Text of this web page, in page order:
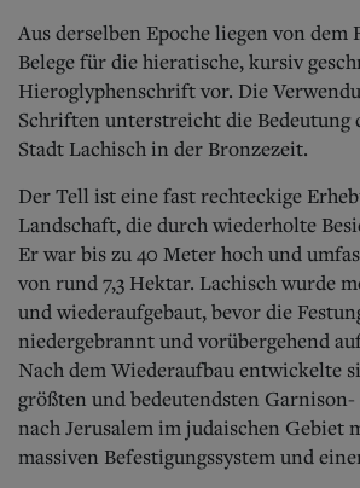
Aus derselben Epoche liegen von dem
Belege für die hieratische, kursiv
Hieroglyphenschrift vor. Die
Schriften unterstreicht die Bedeutung
Stadt Lachisch in der Bronzezeit.
Der Tell ist eine fast rechteckige
Landschaft, die durch wiederholte
Er war bis zu 40 Meter hoch und
von rund 7,3 Hektar. Lachisch wurde
und wiederaufgebaut, bevor die
niedergebrannt und vorübergehend
Nach dem Wiederaufbau entwickelte
größten und bedeutendsten
nach Jerusalem im judaischen Gebiet
massiven Befestigungssystem und